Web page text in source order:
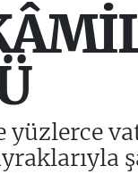
yüzlerce